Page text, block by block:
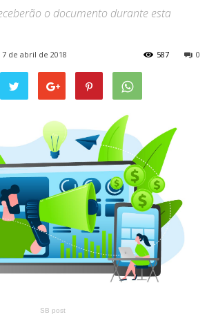
o documento durante esta
7 de abril de 2018 0
587
SB post